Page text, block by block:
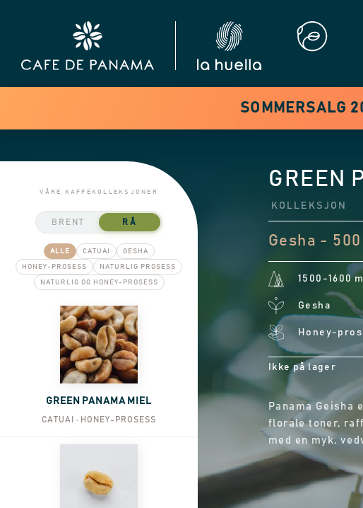
SOMMERSALG
VÅRE KAFFEKOLLEKSJONER
BRENT RÅ
ALLE CATUAI GESHA
HONEY-PROSESS NATURLIG PROSESS
NATURLIG OG HONEY-PROSESS
GREEN PANAMA MIEL
CATUAI · HONEY-PROSESS
GREEN
KOLLEKSJON
Gesha - 500
1500-1600
Gesha
Honey-
Ikke på lager
Panama Geisha
florale toner,
med en myk,